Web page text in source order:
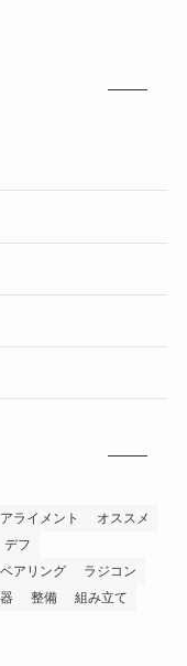
アライメント
オススメ
デフ
ベアリング
ラジコン
整備
組み立て